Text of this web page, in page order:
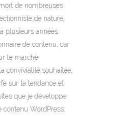
de nombreuses
de nature,
plusieurs années
de contenu, car
le marché
convivialité souhaitée.
sur la tendance et
que je développe
contenu WordPress.